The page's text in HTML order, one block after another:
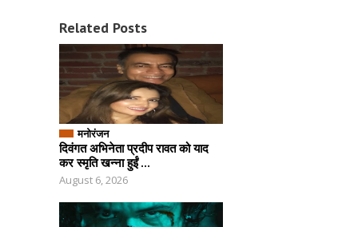
Related Posts
मनोरंजन
दिवंगत अभिनेता प्रदीप रावत को याद
कर स्मृति खन्ना हुईं ...
August 6, 2026